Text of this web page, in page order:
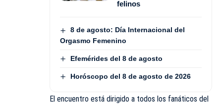
felinos
8 de agosto: Día Internacional del
Orgasmo Femenino
Efemérides del 8 de agosto
Horóscopo del 8 de agosto de 2026
El encuentro está dirigido a todos los fanáticos del